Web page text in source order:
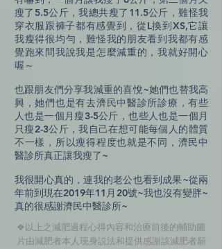
瘦了5.5公斤，我總共瘦了11.5公斤，難怪我
穿衣服跟褲子都有感覺到，從L換到XS,它讓
我瘦得很均勻，難怪我的朋友看到我都有感
覺跑來問我說我是怎麼減重的，我就好開心
喔～
也跟朋友們分享我減重的喜悅~她們也替我高
興，她們也是有去濟民中醫診所診療，有些
人也是一個月瘦3-5公斤，也些人也是一個月
只瘦2-3公斤，我自己在想可能每個人的體質
不一樣，所以瘦得程度也就是不同，濟民中
醫診所真正讓我瘦了~
我很開心真的，連我的老公也看到成果~從兩
年前到現在2019年11月20號~我也沒有變胖~
真的很感謝濟民中醫診所~
❖以上之減肥過程心得內容和治療前後的輔助圖
片由減肥者本人現身説法和提供感謝該減肥者願